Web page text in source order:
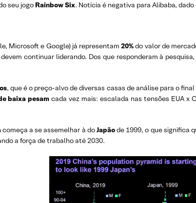
seu jogo Rainbow Six. Notícia é negativa para Alibaba,
Microsoft e Google) já representam20%do valor de
continuar liderando. Dos que responderam à
, que é o preço-alvo de diversas casas de análise para o
baixa pesam cada vez mais: escalada nas tensões EUA x
começa a se assemelhar à doJapãode 1999, o que significa
a força de trabalho até 2030.